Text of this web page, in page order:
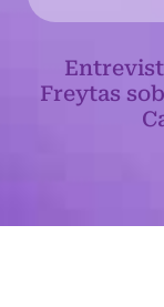
Freytas